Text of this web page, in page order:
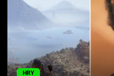
Filmy
Seriály
HRY